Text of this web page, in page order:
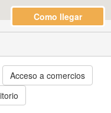
Como llegar
Acceso a comercios